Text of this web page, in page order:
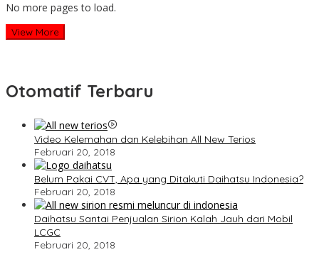
No more pages to load.
View More
Otomatif Terbaru
Video Kelemahan dan Kelebihan All New Terios
Februari 20, 2018
Belum Pakai CVT, Apa yang Ditakuti Daihatsu Indonesia?
Februari 20, 2018
Daihatsu Santai Penjualan Sirion Kalah Jauh dari Mobil
LCGC
Februari 20, 2018